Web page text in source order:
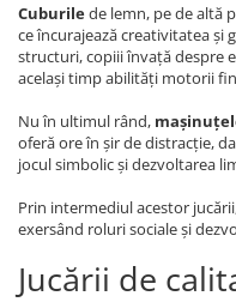
Cuburilede lemn, pe de altă
ce încurajează creativitatea și
structuri, copiii învață despre
același timp abilități motorii
Nu în ultimul rând,
oferă ore în șir de distracție,
jocul simbolic și dezvoltarea
Prin intermediul acestor
exersând roluri sociale și
Jucării de